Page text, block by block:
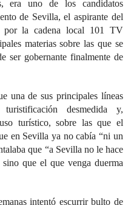
era uno de los candidatos
de Sevilla, el aspirante del
por la cadena local 101 TV
materias sobre las que se
ser gobernante finalmente de
una de sus principales líneas
desmedida y,
turístico, sobre las que el
en Sevilla ya no cabía “ni un
que “a Sevilla no le hace
que el que venga duerma
intentó escurrir bulto de